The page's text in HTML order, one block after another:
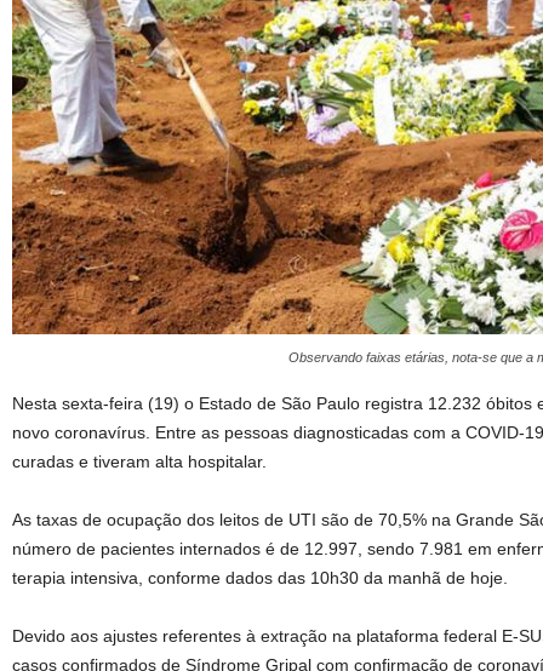
Observando faixas etárias, nota-se que a
Nesta sexta-feira (19) o Estado de São Paulo registra 12.232 óbitos
novo coronavírus. Entre as pessoas diagnosticadas com a COVID-
curadas e tiveram alta hospitalar.
As taxas de ocupação dos leitos de UTI são de 70,5% na Grande
número de pacientes internados é de 12.997, sendo 7.981 em
terapia intensiva, conforme dados das 10h30 da manhã de hoje.
Devido aos ajustes referentes à extração na plataforma federal E-
casos confirmados de Síndrome Gripal com confirmação de